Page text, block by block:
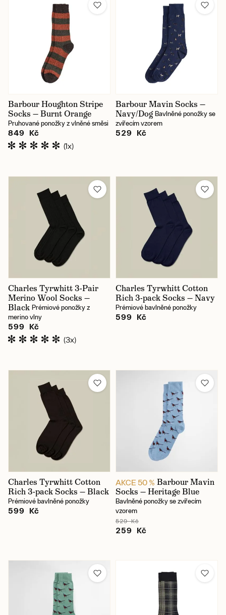
Karlín / prodejna
Jindřišská / prodejna
Skladem
Barbour Houghton Stripe
Socks — Burnt Orange
Pruhované ponožky z vlněné směsi
849 Kč
(1x)
Barbour Mavin Socks —
Navy/Dog Bavlněné ponožky se
zvířecím vzorem
529 Kč
Charles Tyrwhitt 3-Pair
Merino Wool Socks —
Black Prémiové ponožky z
merino vlny
599 Kč
(3x)
Charles Tyrwhitt Cotton
Rich 3-pack Socks — Navy
Prémiové bavlněné ponožky
599 Kč
Charles Tyrwhitt Cotton
Rich 3-pack Socks — Black
Prémiové bavlněné ponožky
599 Kč
AKCE 50 % Barbour Mavin
Socks — Heritage Blue
Bavlněné ponožky se zvířecím
vzorem
529 Kč
259 Kč